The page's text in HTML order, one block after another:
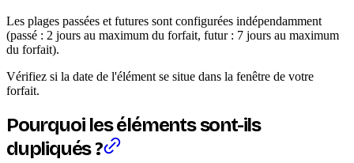
Les plages passées et futures sont configurées indépendamment
(passé : 2 jours au maximum du forfait, futur : 7 jours au maximum
du forfait).
Vérifiez si la date de l'élément se situe dans la fenêtre de votre
forfait.
Pourquoi les éléments sont-ils
dupliqués ?